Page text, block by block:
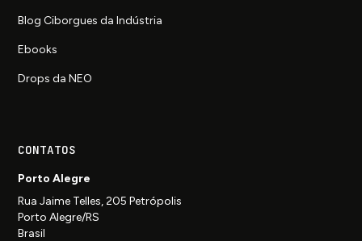
Blog Ciborgues da Indústria
Ebooks
Drops da NEO
CONTATOS
Porto Alegre
Rua Jaime Telles, 205 Petrópolis
Porto Alegre/RS
Brasil